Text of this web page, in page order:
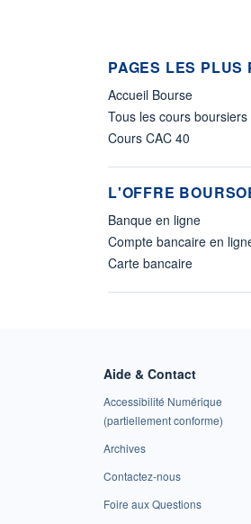
PAGES LES PLUS
Accueil Bourse
Tous les cours boursiers
Cours CAC 40
L'OFFRE
Banque en ligne
Compte bancaire en
Carte bancaire
Aide & Contact
Accessibilité Numérique
(partiellement conforme)
Archives
Contactez-nous
Foire aux Questions